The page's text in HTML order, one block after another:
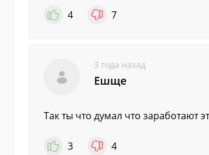
4 7
3 года назад
Ешще
Так ты что думал что заработают
3 4